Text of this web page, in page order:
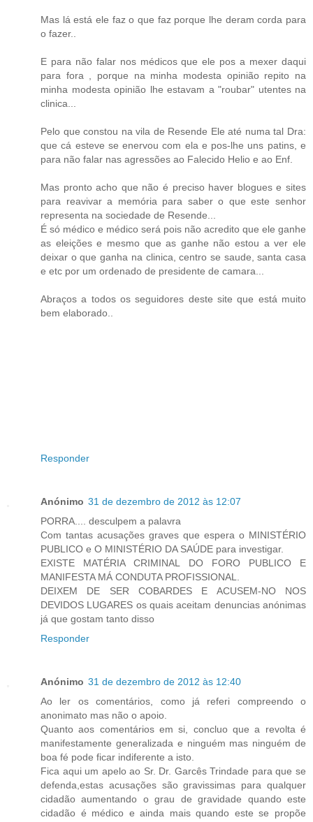
Mas lá está ele faz o que faz porque lhe deram corda para
o fazer..
E para não falar nos médicos que ele pos a mexer daqui
para fora , porque na minha modesta opinião repito na
minha modesta opinião lhe estavam a "roubar" utentes na
clinica...
Pelo que constou na vila de Resende Ele até numa tal Dra:
que cá esteve se enervou com ela e pos-lhe uns patins, e
para não falar nas agressões ao Falecido Helio e ao Enf.
Mas pronto acho que não é preciso haver blogues e sites
para reavivar a memória para saber o que este senhor
representa na sociedade de Resende...
É só médico e médico será pois não acredito que ele ganhe
as eleições e mesmo que as ganhe não estou a ver ele
deixar o que ganha na clinica, centro se saude, santa casa
e etc por um ordenado de presidente de camara...
Abraços a todos os seguidores deste site que está muito
bem elaborado..
Responder
Anónimo 31 de dezembro de 2012 às 12:07
PORRA.... desculpem a palavra
Com tantas acusações graves que espera o MINISTÉRIO
PUBLICO e O MINISTÉRIO DA SAÚDE para investigar.
EXISTE MATÉRIA CRIMINAL DO FORO PUBLICO E
MANIFESTA MÁ CONDUTA PROFISSIONAL.
DEIXEM DE SER COBARDES E ACUSEM-NO NOS
DEVIDOS LUGARES os quais aceitam denuncias anónimas
já que gostam tanto disso
Responder
Anónimo 31 de dezembro de 2012 às 12:40
Ao ler os comentários, como já referi compreendo o
anonimato mas não o apoio.
Quanto aos comentários em si, concluo que a revolta é
manifestamente generalizada e ninguém mas ninguém de
boa fé pode ficar indiferente a isto.
Fica aqui um apelo ao Sr. Dr. Garcês Trindade para que se
defenda,estas acusações são gravissimas para qualquer
cidadão aumentando o grau de gravidade quando este
cidadão é médico e ainda mais quando este se propõe